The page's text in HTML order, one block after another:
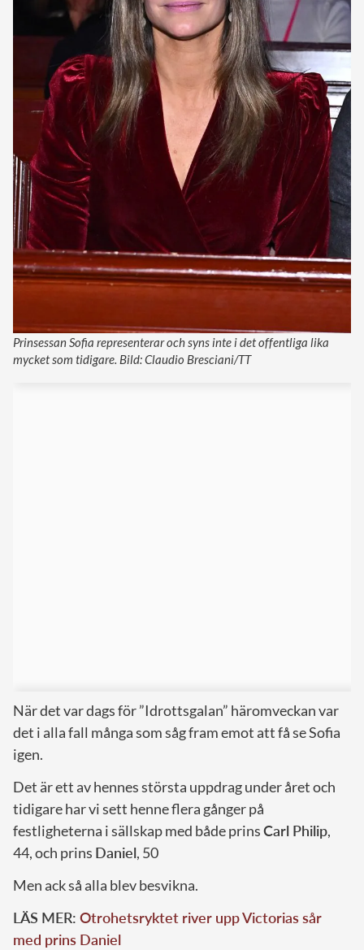
Prinsessan Sofia representerar och syns inte i det offentliga lika
mycket som tidigare. Bild: Claudio Bresciani/TT
När det var dags för ”Idrottsgalan” häromveckan var
det i alla fall många som såg fram emot att få se Sofia
igen.
Det är ett av hennes största uppdrag under året och
tidigare har vi sett henne flera gånger på
festligheterna i sällskap med både prinsCarl Philip,
44, och prins Daniel, 50
Men ack så alla blev besvikna.
LÄS MER: Otrohetsryktet river upp Victorias sår
med prins Daniel